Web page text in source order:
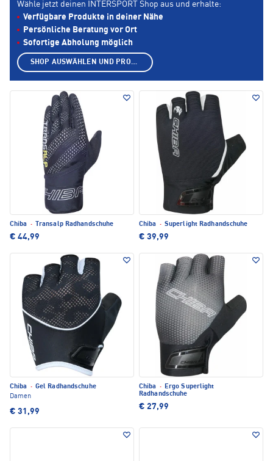
Chiba · Transalp Radhandschuhe
€ 44,99
Chiba · Superlight Radhandschuhe
€ 39,99
Chiba · Gel Radhandschuhe
Damen
€ 31,99
Chiba · Ergo Superlight
Radhandschuhe
€ 27,99
Wähle jetzt deinen INTERSPORT Shop aus und erhalte:
Verfügbare Produkte in deiner Nähe
Persönliche Beratung vor Ort
Sofortige Abholung möglich
SHOP AUSWÄHLEN UND PRODUKTE ANZEIGEN